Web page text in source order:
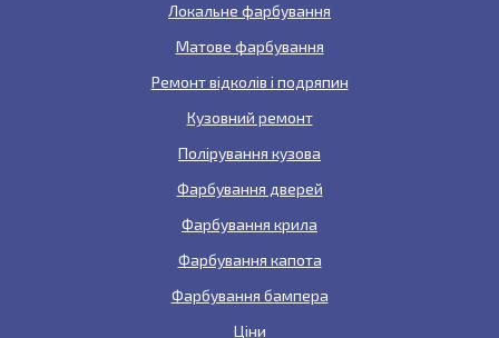
Локальне фарбування
Матове фарбування
Ремонт відколів і подряпин
Кузовний ремонт
Полірування кузова
Фарбування дверей
Фарбування крила
Фарбування капота
Фарбування бампера
Ціни